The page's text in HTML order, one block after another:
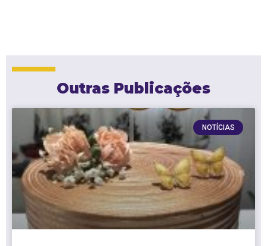
Outras Publicações
NOTÍCIAS